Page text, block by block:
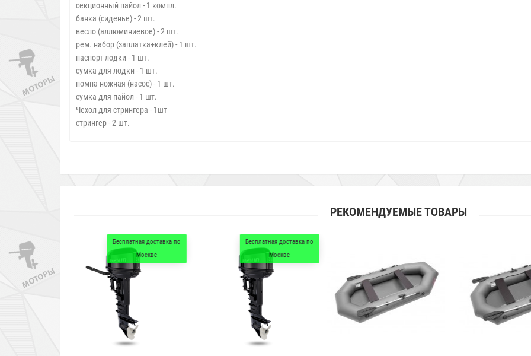
секционный пайол - 1 компл.
банка (сиденье) - 2 шт.
весло (аллюминиевое) - 2 шт.
рем. набор (заплатка+клей) - 1 шт.
паспорт лодки - 1 шт.
сумка для лодки - 1 шт.
помпа ножная (насос) - 1 шт.
сумка для пайол - 1 шт.
Чехол для стрингера - 1шт
стрингер - 2 шт.
РЕКОМЕНДУЕМЫЕ ТОВАРЫ
Бесплатная доставка по
Москве
Бесплатная доставка по
Москве